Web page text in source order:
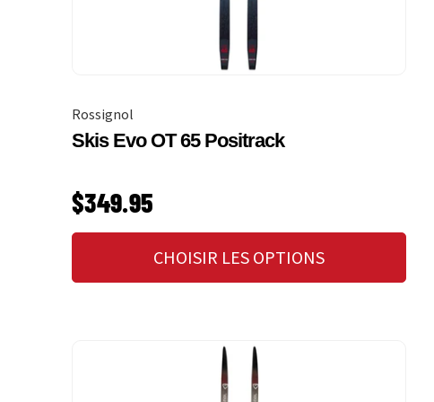
Rossignol
Skis Evo OT 65 Positrack
PRIX HABITUEL
$349.95
CHOISIR LES OPTIONS